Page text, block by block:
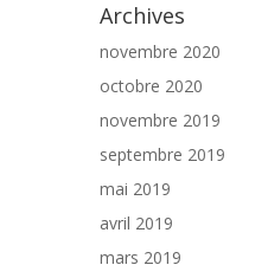
Archives
novembre 2020
octobre 2020
novembre 2019
septembre 2019
mai 2019
avril 2019
mars 2019